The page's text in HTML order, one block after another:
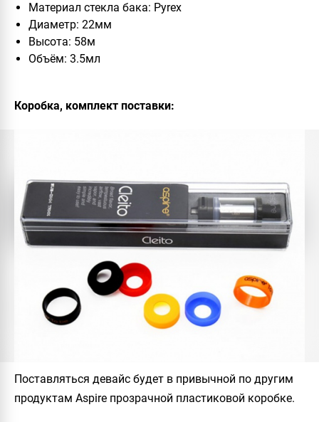
Материал стекла бака: Pyrex
Диаметр: 22мм
Высота: 58м
Объём: 3.5мл
Коробка, комплект поставки:
Поставляться девайс будет в привычной по другим
продуктам Aspire прозрачной пластиковой коробке.